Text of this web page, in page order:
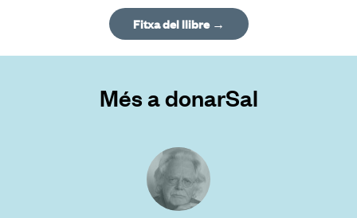
Fitxa del llibre →
Més a donarSal